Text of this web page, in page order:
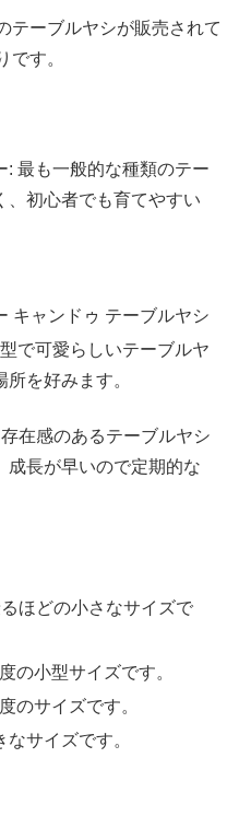
テーブルヤシが販売されて
です。
: 最も一般的な種類のテー
、初心者でも育てやすい
キャンドゥ テーブルヤシ
で可愛らしいテーブルヤ
を好みます。
在感のあるテーブルヤシ
成長が早いので定期的な
ほどの小さなサイズで
の小型サイズです。
のサイズです。
サイズです。